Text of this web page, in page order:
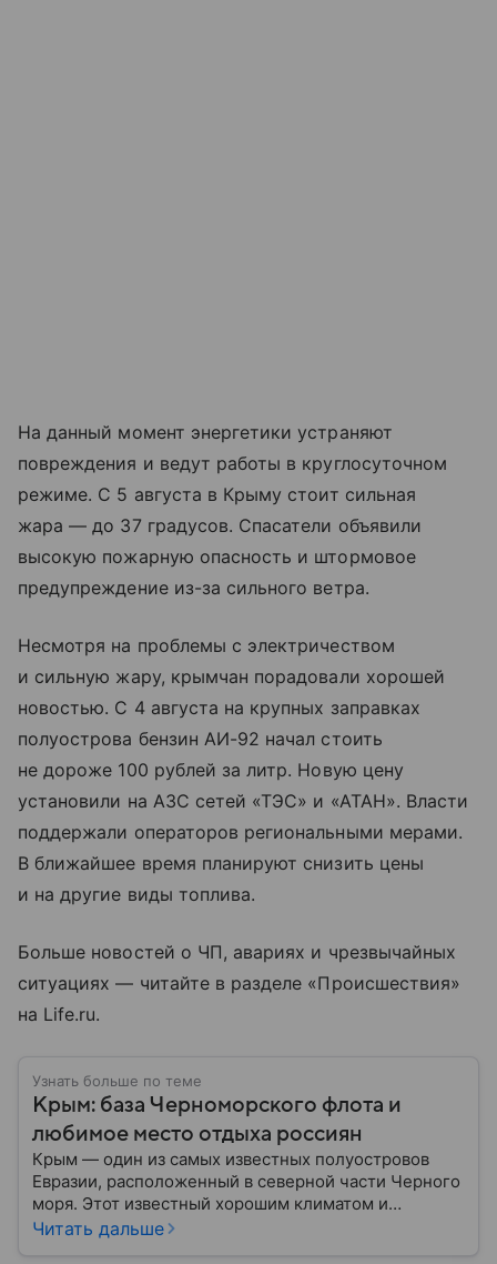
На данный момент энергетики устраняют
повреждения и ведут работы в круглосуточном
режиме. С 5 августа в Крыму стоит сильная
жара — до 37 градусов. Спасатели объявили
высокую пожарную опасность и штормовое
предупреждение из-за сильного ветра.
Несмотря на проблемы с электричеством
и сильную жару, крымчан порадовали хорошей
новостью. С 4 августа на крупных заправках
полуострова бензин АИ-92 начал стоить
не дороже 100 рублей за литр. Новую цену
установили на АЗС сетей «ТЭС» и «АТАН». Власти
поддержали операторов региональными мерами.
В ближайшее время планируют снизить цены
и на другие виды топлива.
Больше новостей о ЧП, авариях и чрезвычайных
ситуациях — читайте в разделе «Происшествия»
на Life.ru.
Узнать больше по теме
Крым: база Черноморского флота и
любимое место отдыха россиян
Крым — один из самых известных полуостровов
Евразии, расположенный в северной части Черного
моря. Этот известный хорошим климатом и
красивой природой регион имеет также огромное
Читать дальше